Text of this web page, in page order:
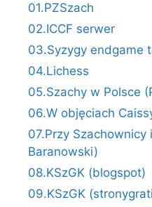
01.PZSzach
02.ICCF serwer
03.Syzygy endgame
04.Lichess
05.Szachy w Polsce
06.W objęciach
07.Przy
Baranowski)
08.KSzGK (blogspot)
09.KSzGK